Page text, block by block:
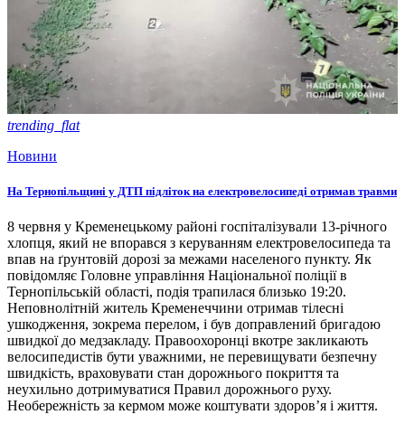
trending_flat
Новини
На Тернопільщині у ДТП підліток на електровелосипеді отримав травми
8 червня у Кременецькому районі госпіталізували 13-річного
хлопця, який не впорався з керуванням електровелосипеда та
впав на ґрунтовій дорозі за межами населеного пункту. Як
повідомляє Головне управління Національної поліції в
Тернопільській області, подія трапилася близько 19:20.
Неповнолітній житель Кременеччини отримав тілесні
ушкодження, зокрема перелом, і був доправлений бригадою
швидкої до медзакладу. Правоохоронці вкотре закликають
велосипедистів бути уважними, не перевищувати безпечну
швидкість, враховувати стан дорожнього покриття та
неухильно дотримуватися Правил дорожнього руху.
Необережність за кермом може коштувати здоров’я і життя.